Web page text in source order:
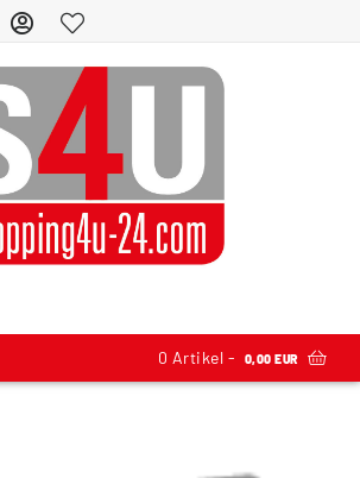
0 Artikel - 0,00 EUR